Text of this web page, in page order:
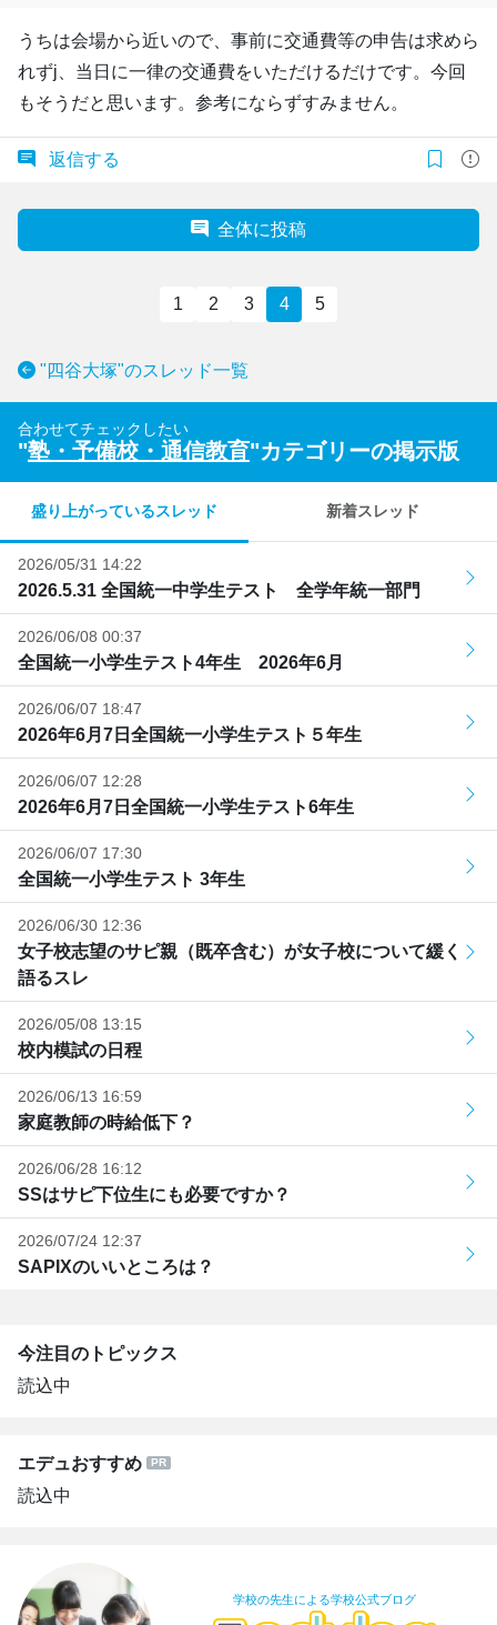
うちは会場から近いので、事前に交通費等の申告は求めら
れずj、当日に一律の交通費をいただけるだけです。今回
もそうだと思います。参考にならずすみません。
返信する
全体に投稿
1 2 3 4 5
"四谷大塚"のスレッド一覧
合わせてチェックしたい
"塾・予備校・通信教育"カテゴリーの掲示版
盛り上がっているスレッド 新着スレッド
2026/05/31 14:22
2026.5.31 全国統一中学生テスト 全学年統一部門
2026/06/08 00:37
全国統一小学生テスト4年生 2026年6月
2026/06/07 18:47
2026年6月7日全国統一小学生テスト５年生
2026/06/07 12:28
2026年6月7日全国統一小学生テスト6年生
2026/06/07 17:30
全国統一小学生テスト 3年生
2026/06/30 12:36
女子校志望のサピ親（既卒含む）が女子校について緩く
語るスレ
2026/05/08 13:15
校内模試の日程
2026/06/13 16:59
家庭教師の時給低下？
2026/06/28 16:12
SSはサピ下位生にも必要ですか？
2026/07/24 12:37
SAPIXのいいところは？
今注目のトピックス
読込中
エデュおすすめ
読込中
学校の先生による学校公式ブログ